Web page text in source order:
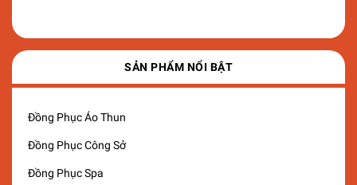
SẢN PHẨM NỔI BẬT
Đồng Phục Áo Thun
Đồng Phục Công Sở
Đồng Phục Spa